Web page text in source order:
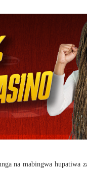
na mabingwa hupatiwa